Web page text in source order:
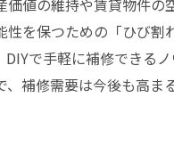
価値の維持や賃貸物件の
性を保つための「ひび割
DIYで手軽に補修できる
、補修需要は今後も高ま